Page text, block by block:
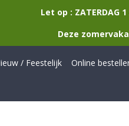
Let op : ZATERDAG 1
Deze
/ Feestelijk Online